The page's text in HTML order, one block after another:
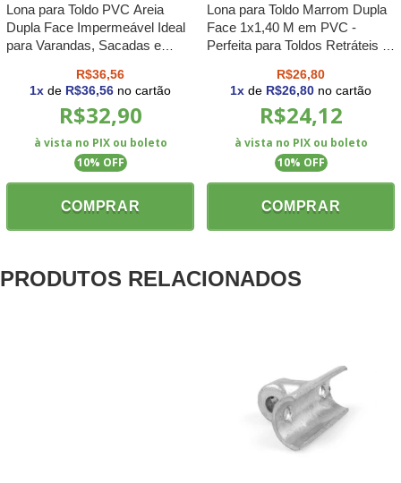
Lona para Toldo PVC Areia
Dupla Face Impermeável Ideal
para Varandas, Sacadas e
R$36,56
1x de R$36,56 no cartão
R$32,90
à vista no PIX ou boleto
10% OFF
COMPRAR
Lona para Toldo Marrom Dupla
Face 1x1,40 M em PVC -
Perfeita para Toldos Retráteis e
R$26,80
1x de R$26,80 no cartão
R$24,12
à vista no PIX ou boleto
10% OFF
COMPRAR
PRODUTOS RELACIONADOS